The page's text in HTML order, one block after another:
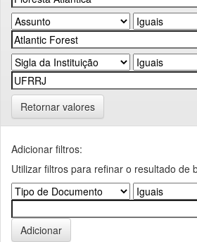
Retornar valores
Adicionar filtros:
Utilizar filtros para refinar o resultado de